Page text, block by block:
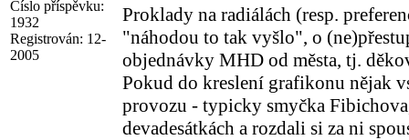
Číslo příspěvku:
1932
Registrován: 12-
2005
Proklady na radiálách (resp.
"náhodou to tak vyšlo", o
objednávky MHD od města, tj.
Pokud do kreslení grafikonu nějak
provozu - typicky smyčka
devadesátkách a rozdali si za ni